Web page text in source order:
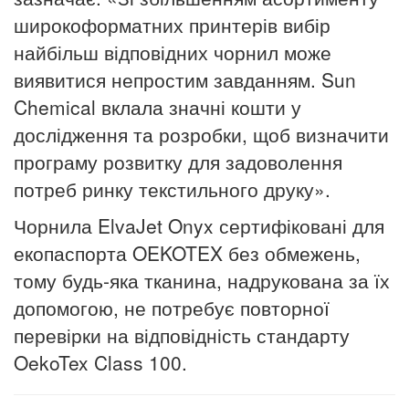
широкоформатних принтерів вибір
найбільш відповідних чорнил може
виявитися непростим завданням. Sun
Chemical вклала значні кошти у
дослідження та розробки, щоб визначити
програму розвитку для задоволення
потреб ринку текстильного друку».
Чорнила ElvaJet Onyx сертифіковані для
екопаспорта OEKOTEX без обмежень,
тому будь-яка тканина, надрукована за їх
допомогою, не потребує повторної
перевірки на відповідність стандарту
OekoTex Class 100.